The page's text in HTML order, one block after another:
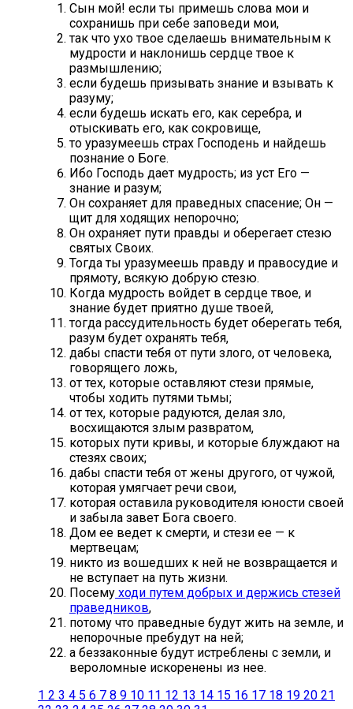
Сын мой! если ты примешь слова мои и
сохранишь при себе заповеди мои,
так что ухо твое сделаешь внимательным к
мудрости и наклонишь сердце твое к
размышлению;
если будешь призывать знание и взывать к
разуму;
если будешь искать его, как серебра, и
отыскивать его, как сокровище,
то уразумеешь страх Господень и найдешь
познание о Боге.
Ибо Господь дает мудрость; из уст Его —
знание и разум;
Он сохраняет для праведных спасение; Он —
щит для ходящих непорочно;
Он охраняет пути правды и оберегает стезю
святых Своих.
Тогда ты уразумеешь правду и правосудие и
прямоту, всякую добрую стезю.
Когда мудрость войдет в сердце твое, и
знание будет приятно душе твоей,
тогда рассудительность будет оберегать тебя,
разум будет охранять тебя,
дабы спасти тебя от пути злого, от человека,
говорящего ложь,
от тех, которые оставляют стези прямые,
чтобы ходить путями тьмы;
от тех, которые радуются, делая зло,
восхищаются злым развратом,
которых пути кривы, и которые блуждают на
стезях своих;
дабы спасти тебя от жены другого, от чужой,
которая умягчает речи свои,
которая оставила руководителя юности своей
и забыла завет Бога своего.
Дом ее ведет к смерти, и стези ее — к
мертвецам;
никто из вошедших к ней не возвращается и
не вступает на путь жизни.
Посему ходи путем добрых и держись стезей
праведников,
потому что праведные будут жить на земле, и
непорочные пребудут на ней;
а беззаконные будут истреблены с земли, и
вероломные искоренены из нее.
1 2 3 4 5 6 7 8 9 10 11 12 13 14 15 16 17 18 19 20 21